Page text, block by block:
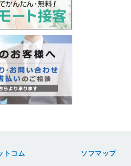
トコム ソフマップ